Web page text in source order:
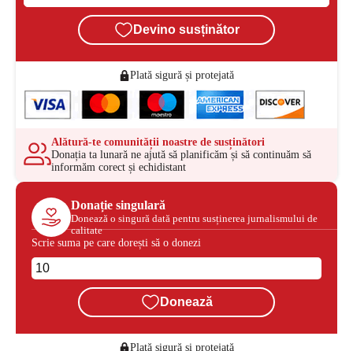
Devino susținător
Plată sigură și protejată
Alătură-te comunității noastre de susținători
Donația ta lunară ne ajută să planificăm și să continuăm să
informăm corect și echidistant
Donație singulară
Donează o singură dată pentru susținerea jurnalismului de
calitate
Scrie suma pe care dorești să o donezi
Donează
Plată sigură și protejată